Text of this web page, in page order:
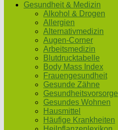
Gesundheit & Medizin
Alkohol & Drogen
Allergien
Alternativmedizin
Augen-Corner
Arbeitsmedizin
Blutdrucktabelle
Body Mass Index
Frauengesundheit
Gesunde Zähne
Gesundheitsvorsorge
Gesundes Wohnen
Hausmittel
Häufige Krankheiten